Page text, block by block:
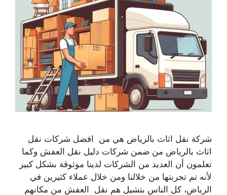
شركة نقل اثاث بالرياض هي من افضل شركات نقل
اثاث بالرياض من ضمن شركات دليل نقل العفش وكما
تعلمون أن العديد من الشركات لدينا موثوقة بشكل كبير
لأنه تم تجربتها من خلالنا ومن خلال عملاء كثيرين في
الرياض، كل الناس بتشيل هم نقل العفش من مكانهم